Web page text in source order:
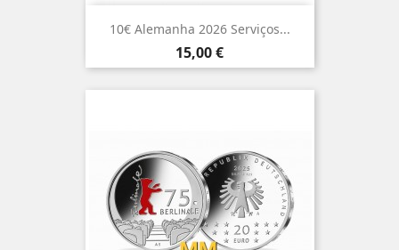
10€ Alemanha 2026 Serviços...
Preço
15,00 €